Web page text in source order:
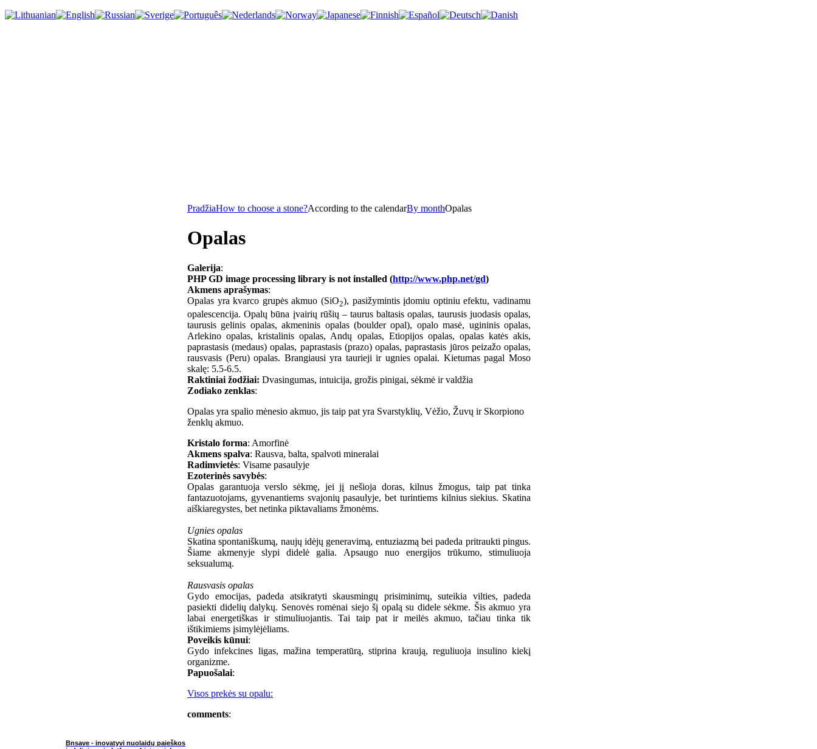
PradžiaHow to choose a stone?According to the calendarBy monthOpalas
Opalas
Galerija:
PHP GD image processing library is not installed (http://www.php.net/gd)
Akmens aprašymas:
Opalas yra kvarco grupės akmuo (SiO2), pasižymintis įdomiu optiniu efektu, vadinamu
opalescencija. Opalų būna įvairių rūšių – taurus baltasis opalas, taurusis juodasis opalas,
taurusis gelinis opalas, akmeninis opalas (boulder opal), opalo masė, ugininis opalas,
Arlekino opalas, kristalinis opalas, Andų opalas, Etiopijos opalas, opalas katės akis,
paprastasis (medaus) opalas, paprastasis (prazo) opalas, paprastasis jūros peizažo opalas,
rausvasis (Peru) opalas. Brangiausi yra taurieji ir ugnies opalai. Kietumas pagal Moso
skalę: 5.5-6.5.
Raktiniai žodžiai: Dvasingumas, intuicija, grožis pinigai, sėkmė ir valdžia
Zodiako zenklas:
Opalas yra spalio mėnesio akmuo, jis taip pat yra Svarstyklių, Vėžio, Žuvų ir Skorpiono
ženklų akmuo.
Kristalo forma: Amorfinė
Akmens spalva: Rausva, balta, spalvoti mineralai
Radimvietės: Visame pasaulyje
Ezoterinės savybės:
Opalas garantuoja verslo sėkmę, jei jį nešioja doras, kilnus žmogus, taip pat tinka
fantazuotojams, gyvenantiems svajonių pasaulyje, bet turintiems kilnius siekius. Skatina
aiškiaregystes, bet netinka piktavaliams žmonėms.
Ugnies opalas
Skatina spontaniškumą, naujų idėjų generavimą, entuziazmą bei padeda pritraukti pingus.
Šiame akmenyje slypi didelė galia. Apsaugo nuo energijos trūkumo, stimuliuoja
seksualumą.
Rausvasis opalas
Gydo emocijas, padeda atsikratyti skausmingų prisiminimų, suteikia vilties, padeda
pasiekti didelių dalykų. Senovės romėnai siejo šį opalą su didele sėkme. Šis akmuo yra
labai energetiškas ir stimuliuojantis. Tai taip pat ir meilės akmuo, tačiau tinka tik
ištikimiems įsimylėjėliams.
Poveikis kūnui:
Gydo infekcines ligas, mažina temperatūrą, stiprina kraują, reguliuoja insulino kiekį
organizme.
Papuošalai:
Visos prekės su opalu:
comments:
Bnsave - inovatyvi nuolaidų paieškos